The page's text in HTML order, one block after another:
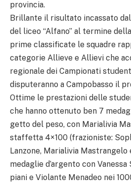
provincia.
Brillante il risultato incassato
del liceo “Alfano” al termine
prime classificate le squadre
categorie Allieve e Allievi che
regionale dei Campionati
disputeranno a Campobasso il
Ottime le prestazioni delle
che hanno ottenuto ben 7
getto del peso, con Marialivia
staffetta 4×100 (frazioniste:
Lanzone, Marialivia Mastrangelo
medaglie d’argento con
piani e Violante Menadeo nei